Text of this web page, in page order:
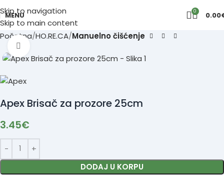
Skip to navigation
Skip to main content
MENU 0 0.00
Početna HO.RE.CA Manuelno čišćenje
Apex Brisač za prozore 25cm
3.45€
DODAJ U KORPU